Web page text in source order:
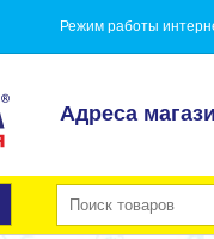
Режим работы
Адреса